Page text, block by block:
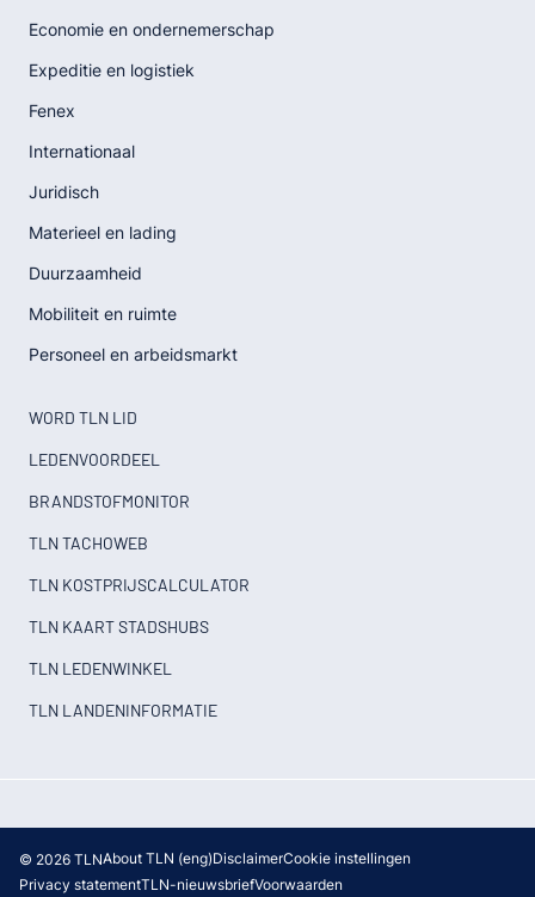
Economie en ondernemerschap
Expeditie en logistiek
Fenex
Internationaal
Juridisch
Materieel en lading
Duurzaamheid
Mobiliteit en ruimte
Personeel en arbeidsmarkt
WORD TLN LID
LEDENVOORDEEL
BRANDSTOFMONITOR
TLN TACHOWEB
TLN KOSTPRIJSCALCULATOR
TLN KAART STADSHUBS
TLN LEDENWINKEL
TLN LANDENINFORMATIE
© 2026 TLNAbout TLN (eng)DisclaimerCookie instellingen
Privacy statementTLN-nieuwsbriefVoorwaarden